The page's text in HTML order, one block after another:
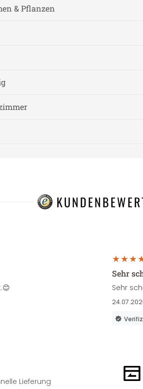
& Pflanzen
Sehr
Sehr
Lieferung